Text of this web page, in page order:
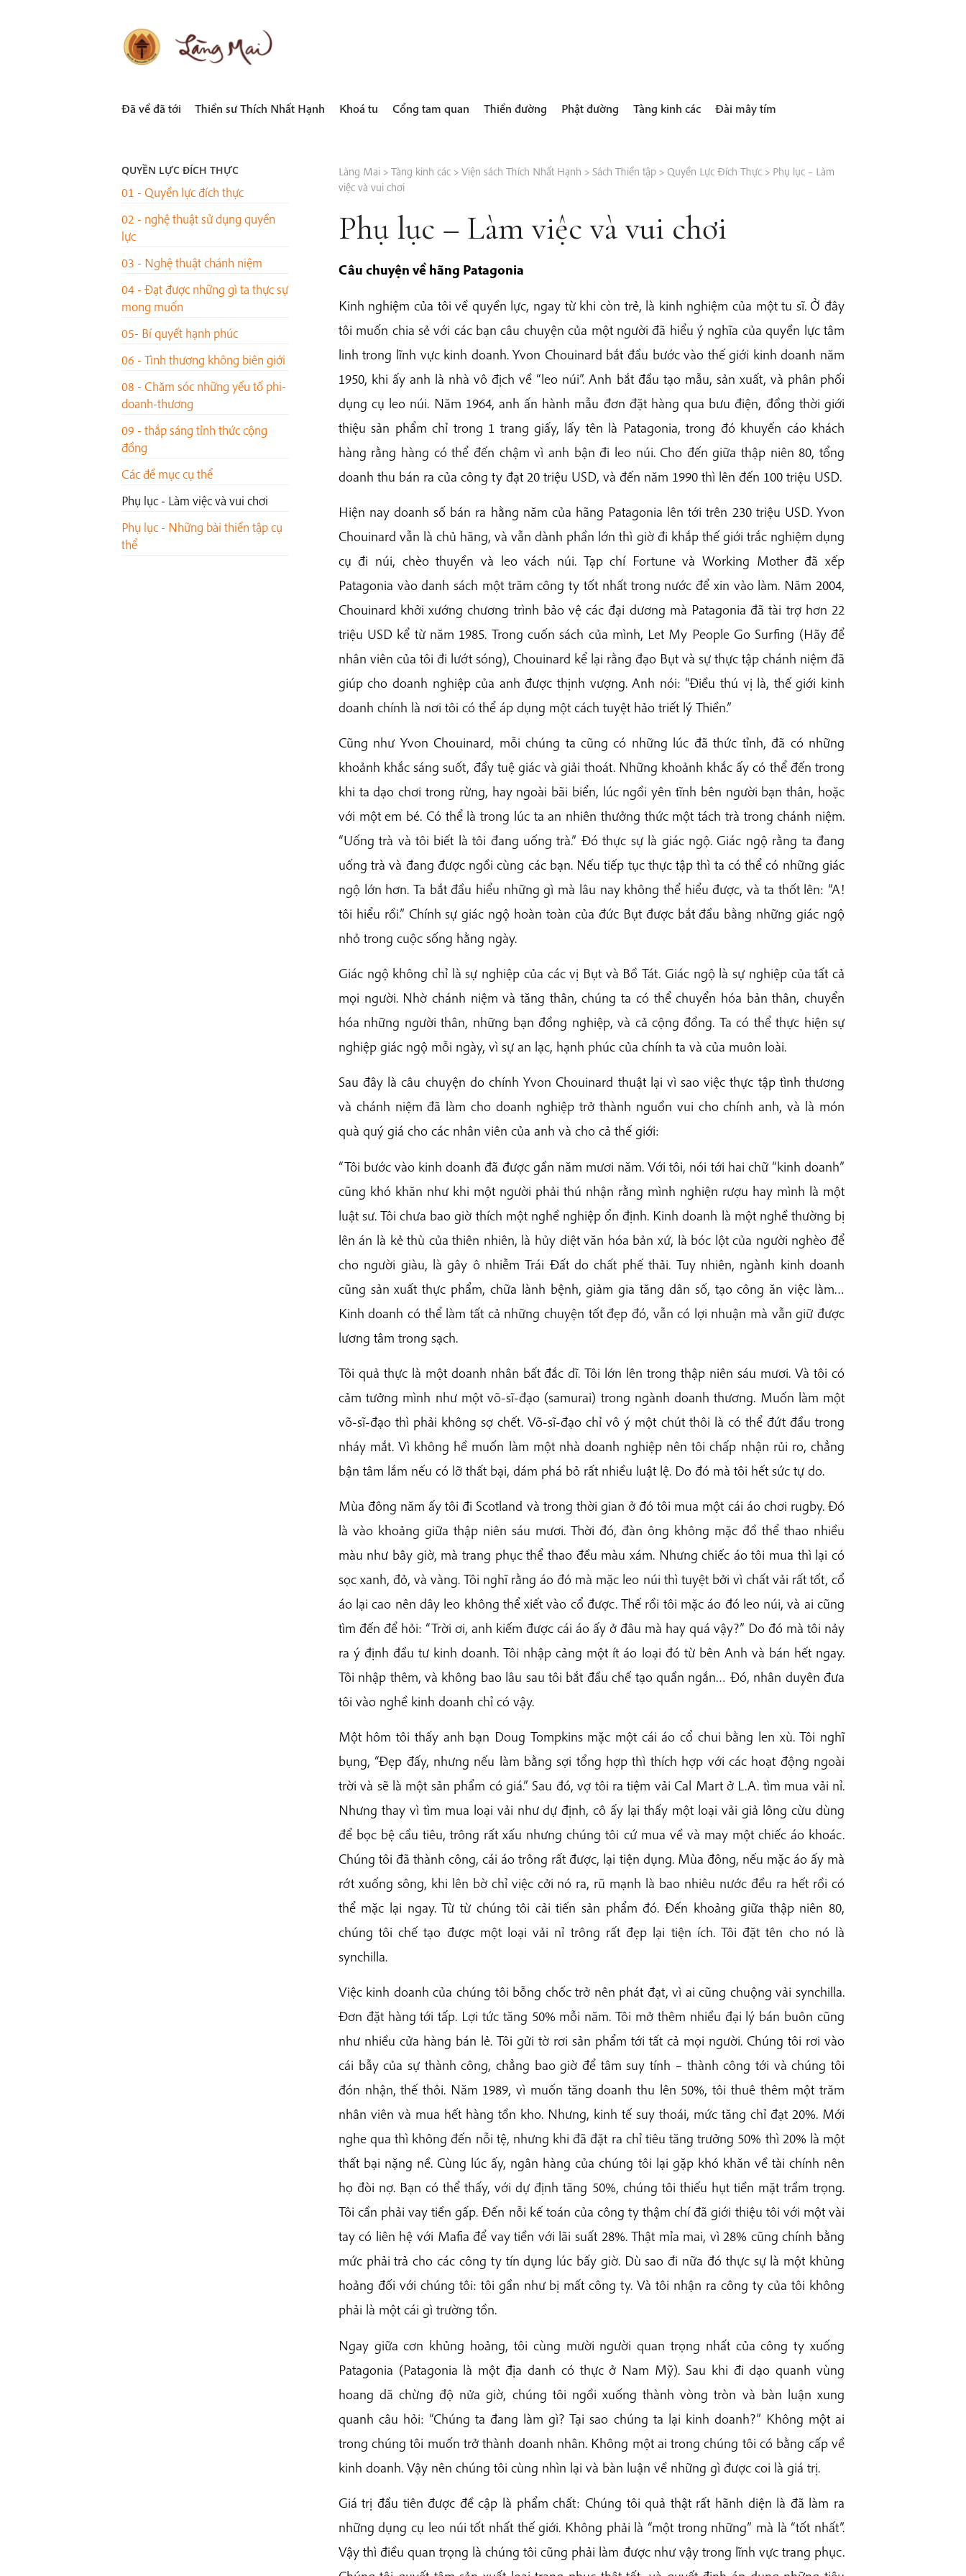
LÀNG MAI
Đã về đã tới Thiền sư Thích Nhất Hạnh Khoá tu Cổng tam quan Thiền đường Phật đường Tàng kinh các Đài mây tím
QUYỀN LỰC ĐÍCH THỰC
01 - Quyền lực đích thực
02 - nghệ thuật sử dụng quyền
lực
03 - Nghệ thuật chánh niệm
04 - Đạt được những gì ta thực sự
mong muốn
05- Bí quyết hạnh phúc
06 - Tình thương không biên giới
08 - Chăm sóc những yếu tố phi-
doanh-thương
09 - thắp sáng tỉnh thức cộng
đồng
Các đề mục cụ thể
Phụ lục - Làm việc và vui chơi
Phụ lục - Những bài thiền tập cụ
thể
Làng Mai> Tàng kinh các> Viện sách Thích Nhất Hạnh > Sách Thiền tập> Quyền Lực Đích Thực> Phụ lục – Làm
việc và vui chơi
Phụ lục – Làm việc và vui chơi
Câu chuyện về hãng Patagonia
Kinh nghiệm của tôi về quyền lực, ngay từ khi còn trẻ, là kinh nghiệm của một tu sĩ. Ở đây
tôi muốn chia sẻ với các bạn câu chuyện của một người đã hiểu ý nghĩa của quyền lực tâm
linh trong lĩnh vực kinh doanh. Yvon Chouinard bắt đầu bước vào thế giới kinh doanh năm
1950, khi ấy anh là nhà vô địch về “leo núi”. Anh bắt đầu tạo mẫu, sản xuất, và phân phối
dụng cụ leo núi. Năm 1964, anh ấn hành mẫu đơn đặt hàng qua bưu điện, đồng thời giới
thiệu sản phẩm chỉ trong 1 trang giấy, lấy tên là Patagonia, trong đó khuyến cáo khách
hàng rằng hàng có thể đến chậm vì anh bận đi leo núi. Cho đến giữa thập niên 80, tổng
doanh thu bán ra của công ty đạt 20 triệu USD, và đến năm 1990 thì lên đến 100 triệu USD.
Hiện nay doanh số bán ra hằng năm của hãng Patagonia lên tới trên 230 triệu USD. Yvon
Chouinard vẫn là chủ hãng, và vẫn dành phần lớn thì giờ đi khắp thế giới trắc nghiệm dụng
cụ đi núi, chèo thuyền và leo vách núi. Tạp chí Fortune và Working Mother đã xếp
Patagonia vào danh sách một trăm công ty tốt nhất trong nước để xin vào làm. Năm 2004,
Chouinard khởi xướng chương trình bảo vệ các đại dương mà Patagonia đã tài trợ hơn 22
triệu USD kể từ năm 1985. Trong cuốn sách của mình, Let My People Go Surfing (Hãy để
nhân viên của tôi đi lướt sóng), Chouinard kể lại rằng đạo Bụt và sự thực tập chánh niệm đã
giúp cho doanh nghiệp của anh được thịnh vượng. Anh nói: “Điều thú vị là, thế giới kinh
doanh chính là nơi tôi có thể áp dụng một cách tuyệt hảo triết lý Thiền.”
Cũng như Yvon Chouinard, mỗi chúng ta cũng có những lúc đã thức tỉnh, đã có những
khoảnh khắc sáng suốt, đầy tuệ giác và giải thoát. Những khoảnh khắc ấy có thể đến trong
khi ta dạo chơi trong rừng, hay ngoài bãi biển, lúc ngồi yên tĩnh bên người bạn thân, hoặc
với một em bé. Có thể là trong lúc ta an nhiên thưởng thức một tách trà trong chánh niệm.
“Uống trà và tôi biết là tôi đang uống trà.” Đó thực sự là giác ngộ. Giác ngộ rằng ta đang
uống trà và đang được ngồi cùng các bạn. Nếu tiếp tục thực tập thì ta có thể có những giác
ngộ lớn hơn. Ta bắt đầu hiểu những gì mà lâu nay không thể hiểu được, và ta thốt lên: “A!
tôi hiểu rồi.” Chính sự giác ngộ hoàn toàn của đức Bụt được bắt đầu bằng những giác ngộ
nhỏ trong cuộc sống hằng ngày.
Giác ngộ không chỉ là sự nghiệp của các vị Bụt và Bồ Tát. Giác ngộ là sự nghiệp của tất cả
mọi người. Nhờ chánh niệm và tăng thân, chúng ta có thể chuyển hóa bản thân, chuyển
hóa những người thân, những bạn đồng nghiệp, và cả cộng đồng. Ta có thể thực hiện sự
nghiệp giác ngộ mỗi ngày, vì sự an lạc, hạnh phúc của chính ta và của muôn loài.
Sau đây là câu chuyện do chính Yvon Chouinard thuật lại vì sao việc thực tập tình thương
và chánh niệm đã làm cho doanh nghiệp trở thành nguồn vui cho chính anh, và là món
quà quý giá cho các nhân viên của anh và cho cả thế giới:
“Tôi bước vào kinh doanh đã được gần năm mươi năm. Với tôi, nói tới hai chữ “kinh doanh”
cũng khó khăn như khi một người phải thú nhận rằng mình nghiện rượu hay mình là một
luật sư. Tôi chưa bao giờ thích một nghề nghiệp ổn định. Kinh doanh là một nghề thường bị
lên án là kẻ thù của thiên nhiên, là hủy diệt văn hóa bản xứ, là bóc lột của người nghèo để
cho người giàu, là gây ô nhiễm Trái Đất do chất phế thải. Tuy nhiên, ngành kinh doanh
cũng sản xuất thực phẩm, chữa lành bệnh, giảm gia tăng dân số, tạo công ăn việc làm…
Kinh doanh có thể làm tất cả những chuyện tốt đẹp đó, vẫn có lợi nhuận mà vẫn giữ được
lương tâm trong sạch.
Tôi quả thực là một doanh nhân bất đắc dĩ. Tôi lớn lên trong thập niên sáu mươi. Và tôi có
cảm tưởng mình như một võ-sĩ-đạo (samurai) trong ngành doanh thương. Muốn làm một
võ-sĩ-đạo thì phải không sợ chết. Võ-sĩ-đạo chỉ vô ý một chút thôi là có thể đứt đầu trong
nháy mắt. Vì không hề muốn làm một nhà doanh nghiệp nên tôi chấp nhận rủi ro, chẳng
bận tâm lắm nếu có lỡ thất bại, dám phá bỏ rất nhiều luật lệ. Do đó mà tôi hết sức tự do.
Mùa đông năm ấy tôi đi Scotland và trong thời gian ở đó tôi mua một cái áo chơi rugby. Đó
là vào khoảng giữa thập niên sáu mươi. Thời đó, đàn ông không mặc đồ thể thao nhiều
màu như bây giờ, mà trang phục thể thao đều màu xám. Nhưng chiếc áo tôi mua thì lại có
sọc xanh, đỏ, và vàng. Tôi nghĩ rằng áo đó mà mặc leo núi thì tuyệt bởi vì chất vải rất tốt, cổ
áo lại cao nên dây leo không thể xiết vào cổ được. Thế rồi tôi mặc áo đó leo núi, và ai cũng
tìm đến để hỏi: “Trời ơi, anh kiếm được cái áo ấy ở đâu mà hay quá vậy?” Do đó mà tôi nảy
ra ý định đầu tư kinh doanh. Tôi nhập cảng một ít áo loại đó từ bên Anh và bán hết ngay.
Tôi nhập thêm, và không bao lâu sau tôi bắt đầu chế tạo quần ngắn… Đó, nhân duyên đưa
tôi vào nghề kinh doanh chỉ có vậy.
Một hôm tôi thấy anh bạn Doug Tompkins mặc một cái áo cổ chui bằng len xù. Tôi nghĩ
bụng, “Đẹp đấy, nhưng nếu làm bằng sợi tổng hợp thì thích hợp với các hoạt động ngoài
trời và sẽ là một sản phẩm có giá.” Sau đó, vợ tôi ra tiệm vải Cal Mart ở L.A. tìm mua vải nỉ.
Nhưng thay vì tìm mua loại vải như dự định, cô ấy lại thấy một loại vải giả lông cừu dùng
để bọc bệ cầu tiêu, trông rất xấu nhưng chúng tôi cứ mua về và may một chiếc áo khoác.
Chúng tôi đã thành công, cái áo trông rất được, lại tiện dụng. Mùa đông, nếu mặc áo ấy mà
rớt xuống sông, khi lên bờ chỉ việc cởi nó ra, rũ mạnh là bao nhiêu nước đều ra hết rồi có
thể mặc lại ngay. Từ từ chúng tôi cải tiến sản phẩm đó. Đến khoảng giữa thập niên 80,
chúng tôi chế tạo được một loại vải nỉ trông rất đẹp lại tiện ích. Tôi đặt tên cho nó là
synchilla.
Việc kinh doanh của chúng tôi bỗng chốc trở nên phát đạt, vì ai cũng chuộng vải synchilla.
Đơn đặt hàng tới tấp. Lợi tức tăng 50% mỗi năm. Tôi mở thêm nhiều đại lý bán buôn cũng
như nhiều cửa hàng bán lẻ. Tôi gửi tờ rơi sản phẩm tới tất cả mọi người. Chúng tôi rơi vào
cái bẫy của sự thành công, chẳng bao giờ để tâm suy tính – thành công tới và chúng tôi
đón nhận, thế thôi. Năm 1989, vì muốn tăng doanh thu lên 50%, tôi thuê thêm một trăm
nhân viên và mua hết hàng tồn kho. Nhưng, kinh tế suy thoái, mức tăng chỉ đạt 20%. Mới
nghe qua thì không đến nỗi tệ, nhưng khi đã đặt ra chỉ tiêu tăng trưởng 50% thì 20% là một
thất bại nặng nề. Cùng lúc ấy, ngân hàng của chúng tôi lại gặp khó khăn về tài chính nên
họ đòi nợ. Bạn có thể thấy, với dự định tăng 50%, chúng tôi thiếu hụt tiền mặt trầm trọng.
Tôi cần phải vay tiền gấp. Đến nỗi kế toán của công ty thậm chí đã giới thiệu tôi với một vài
tay có liên hệ với Mafia để vay tiền với lãi suất 28%. Thật mỉa mai, vì 28% cũng chính bằng
mức phải trả cho các công ty tín dụng lúc bấy giờ. Dù sao đi nữa đó thực sự là một khủng
hoảng đối với chúng tôi: tôi gần như bị mất công ty. Và tôi nhận ra công ty của tôi không
phải là một cái gì trường tồn.
Ngay giữa cơn khủng hoảng, tôi cùng mười người quan trọng nhất của công ty xuống
Patagonia (Patagonia là một địa danh có thực ở Nam Mỹ). Sau khi đi dạo quanh vùng
hoang dã chừng độ nửa giờ, chúng tôi ngồi xuống thành vòng tròn và bàn luận xung
quanh câu hỏi: “Chúng ta đang làm gì? Tại sao chúng ta lại kinh doanh?” Không một ai
trong chúng tôi muốn trở thành doanh nhân. Không một ai trong chúng tôi có bằng cấp về
kinh doanh. Vậy nên chúng tôi cùng nhìn lại và bàn luận về những gì được coi là giá trị.
Giá trị đầu tiên được đề cập là phẩm chất: Chúng tôi quả thật rất hãnh diện là đã làm ra
những dụng cụ leo núi tốt nhất thế giới. Không phải là “một trong những” mà là “tốt nhất”.
Vậy thì điều quan trọng là chúng tôi cũng phải làm được như vậy trong lĩnh vực trang phục.